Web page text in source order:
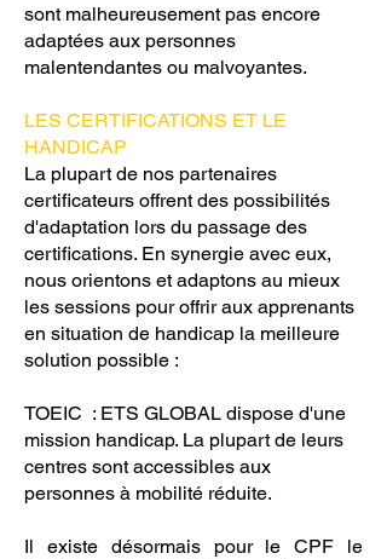
sont malheureusement pas encore
adaptées aux personnes
malentendantes ou malvoyantes.
LES CERTIFICATIONS ET LE
HANDICAP
La plupart de nos partenaires
certificateurs offrent des possibilités
d'adaptation lors du passage des
certifications. En synergie avec eux,
nous orientons et adaptons au mieux
les sessions pour offrir aux apprenants
en situation de handicap la meilleure
solution possible :
TOEIC : ETS GLOBAL dispose d'une
mission handicap. La plupart de leurs
centres sont accessibles aux
personnes à mobilité réduite.
Il existe désormais pour le CPF le